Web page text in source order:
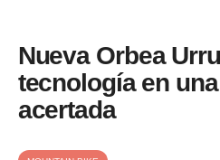
Nueva Orbea
tecnología en
acertada